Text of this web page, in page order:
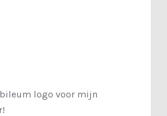
logo voor mijn